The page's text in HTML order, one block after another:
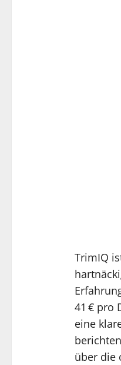
TrimIQ
41 € pro
eine
über die